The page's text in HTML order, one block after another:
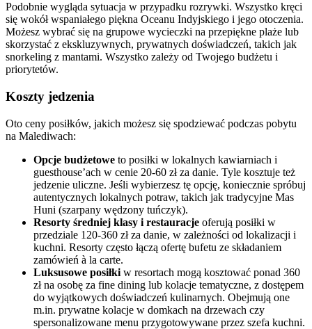
Podobnie wygląda sytuacja w przypadku rozrywki. Wszystko kręci
się wokół wspaniałego piękna Oceanu Indyjskiego i jego otoczenia.
Możesz wybrać się na grupowe wycieczki na przepiękne plaże lub
skorzystać z ekskluzywnych, prywatnych doświadczeń, takich jak
snorkeling z mantami. Wszystko zależy od Twojego budżetu i
priorytetów.
Koszty jedzenia
Oto ceny posiłków, jakich możesz się spodziewać podczas pobytu
na Malediwach:
Opcje budżetowe to posiłki w lokalnych kawiarniach i
guesthouse’ach w cenie 20-60 zł za danie. Tyle kosztuje też
jedzenie uliczne. Jeśli wybierzesz tę opcję, koniecznie spróbuj
autentycznych lokalnych potraw, takich jak tradycyjne Mas
Huni (szarpany wędzony tuńczyk).
Resorty średniej klasy i restauracje oferują posiłki w
przedziale 120-360 zł za danie, w zależności od lokalizacji i
kuchni. Resorty często łączą ofertę bufetu ze składaniem
zamówień à la carte.
Luksusowe posiłki w resortach mogą kosztować ponad 360
zł na osobę za fine dining lub kolacje tematyczne, z dostępem
do wyjątkowych doświadczeń kulinarnych. Obejmują one
m.in. prywatne kolacje w domkach na drzewach czy
spersonalizowane menu przygotowywane przez szefa kuchni.